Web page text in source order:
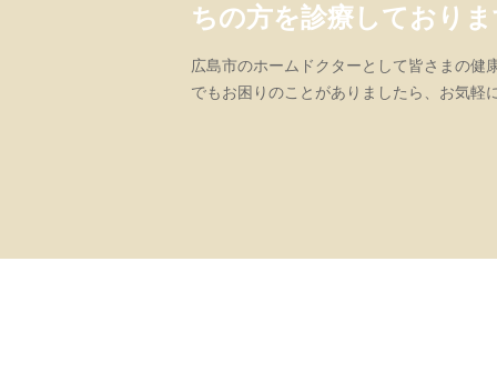
ちの方を診療しており
広島市のホームドクターとして皆さまの健
でもお困りのことがありましたら、お気軽